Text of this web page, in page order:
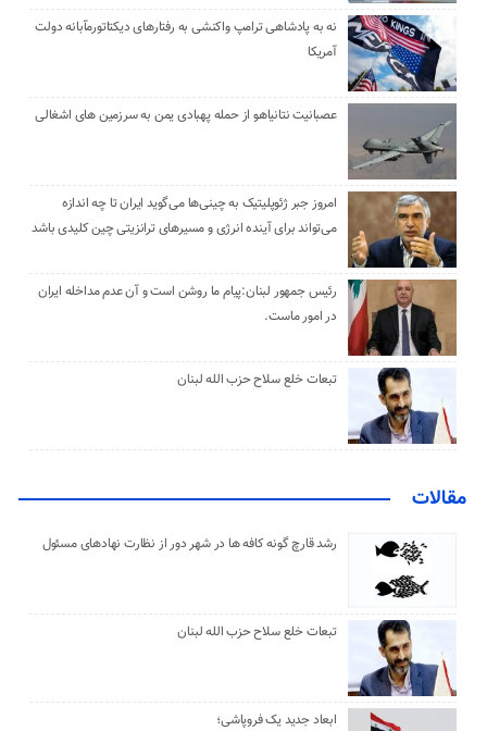
نه به پادشاهی ترامپ واکنشی به رفتارهای دیکتاتورمآبانه دولت
آمریکا
عصبانیت نتانیاهو از حمله پهبادی یمن به سرزمین های اشغالی
امروز جبر ژئوپلیتیک به چینی‌ها می‌گوید ایران تا چه اندازه
می‌تواند برای آینده انرژی و مسیرهای ترانزیتی چین کلیدی باشد
رئیس جمهور لبنان:پیام ما روشن است و آن عدم مداخله ایران
در امور ماست.
تبعات خلع سلاح حزب الله لبنان
مقالات
رشد قارچ گونه کافه ها در شهر دور از نظارت نهادهای مسئول
تبعات خلع سلاح حزب الله لبنان
ابعاد جدید یک فروپاشی؛